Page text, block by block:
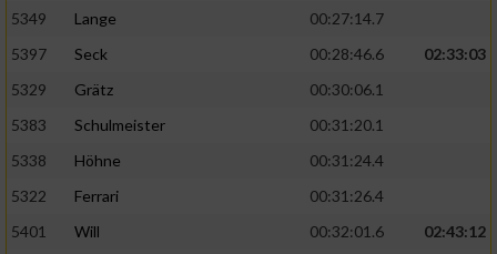
5349
Lange
00:27:14.7
5397
Seck 00:28:46.6
02:33:03
5329
Grätz
00:30:06.1
5383
Schulmeister
00:31:20.1
5338
Höhne
00:31:24.4
5322
Ferrari
00:31:26.4
5401
Will 00:32:01.6
02:43:12